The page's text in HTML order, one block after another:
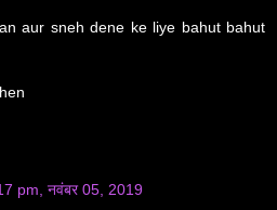
aur sneh dene ke liye bahut bahut
pm, नवंबर 05, 2019